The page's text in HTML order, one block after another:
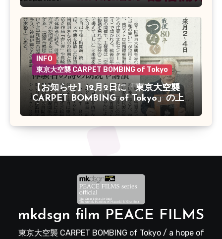
INFO
東京大空襲 CARPET BOMBING of Tokyo
【お知らせ】12月2日に「東京大空襲
CARPET BOMBING of Tokyo」の上
映会があります
mkdsgn film PEACE FILMS
東京大空襲 CARPET BOMBING of Tokyo / a hope of